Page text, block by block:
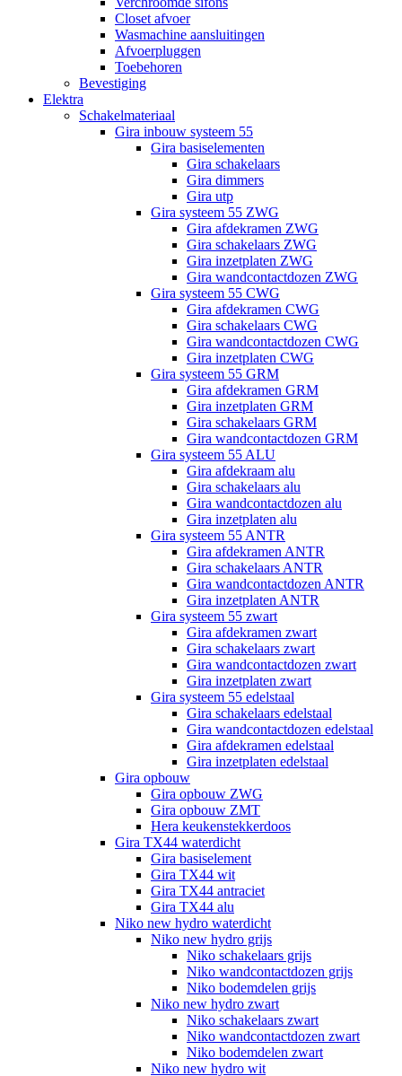
Closet afvoer
Wasmachine aansluitingen
Afvoerpluggen
Toebehoren
Bevestiging
Elektra
Schakelmateriaal
Gira inbouw systeem 55
Gira basiselementen
Gira schakelaars
Gira dimmers
Gira utp
Gira systeem 55 ZWG
Gira afdekramen ZWG
Gira schakelaars ZWG
Gira inzetplaten ZWG
Gira wandcontactdozen ZWG
Gira systeem 55 CWG
Gira afdekramen CWG
Gira schakelaars CWG
Gira wandcontactdozen CWG
Gira inzetplaten CWG
Gira systeem 55 GRM
Gira afdekramen GRM
Gira inzetplaten GRM
Gira schakelaars GRM
Gira wandcontactdozen GRM
Gira systeem 55 ALU
Gira afdekraam alu
Gira schakelaars alu
Gira wandcontactdozen alu
Gira inzetplaten alu
Gira systeem 55 ANTR
Gira afdekramen ANTR
Gira schakelaars ANTR
Gira wandcontactdozen ANTR
Gira inzetplaten ANTR
Gira systeem 55 zwart
Gira afdekramen zwart
Gira schakelaars zwart
Gira wandcontactdozen zwart
Gira inzetplaten zwart
Gira systeem 55 edelstaal
Gira schakelaars edelstaal
Gira wandcontactdozen edelstaal
Gira afdekramen edelstaal
Gira inzetplaten edelstaal
Gira opbouw
Gira opbouw ZWG
Gira opbouw ZMT
Hera keukenstekkerdoos
Gira TX44 waterdicht
Gira basiselement
Gira TX44 wit
Gira TX44 antraciet
Gira TX44 alu
Niko new hydro waterdicht
Niko new hydro grijs
Niko schakelaars grijs
Niko wandcontactdozen grijs
Niko bodemdelen grijs
Niko new hydro zwart
Niko schakelaars zwart
Niko wandcontactdozen zwart
Niko bodemdelen zwart
Niko new hydro wit